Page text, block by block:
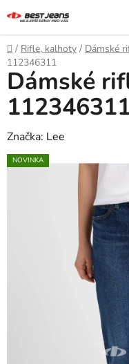
na
obsah
Domů
/ Rifle, kalhoty / Dámské
112346311
Dámské
Značka: Lee
NOVINKA